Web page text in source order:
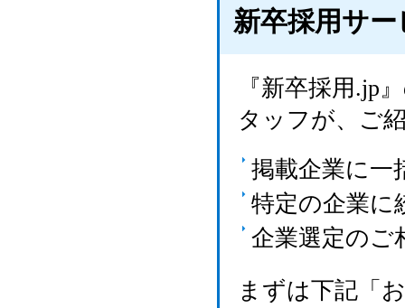
新卒採用サ
『新卒採用.jp
タッフが、ご
掲載企業に一
特定の企業に
企業選定のご
まずは下記「